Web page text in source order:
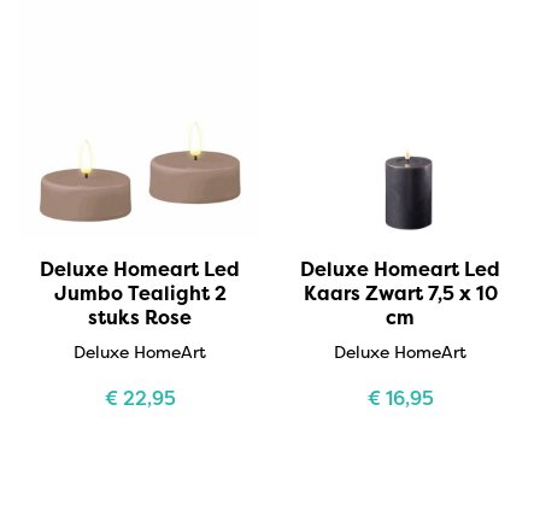
Deluxe Homeart Led
Jumbo Tealight 2
stuks Rose
Deluxe HomeArt
€22,95
Deluxe Homeart Led
Kaars Zwart 7,5 x 10
cm
Deluxe HomeArt
€16,95